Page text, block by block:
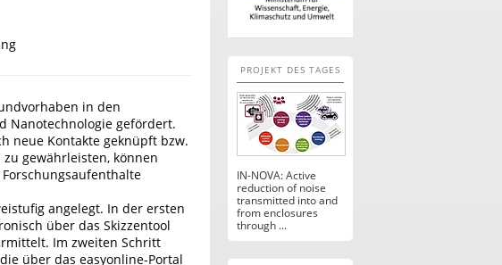
in den
Nanotechnologie gefördert.
neue Kontakte geknüpft bzw.
gewährleisten, können
angelegt. In der ersten
über das Skizzentool
Im zweiten Schritt
über das easyonline-Portal
PROJEKT DES TAGES
IN-NOVA: Active
reduction of noise
transmitted into and
from enclosures
through ...